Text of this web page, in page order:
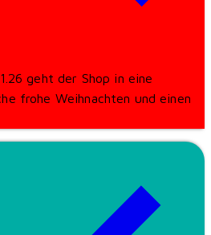
geht der Shop in eine
frohe Weihnachten und einen